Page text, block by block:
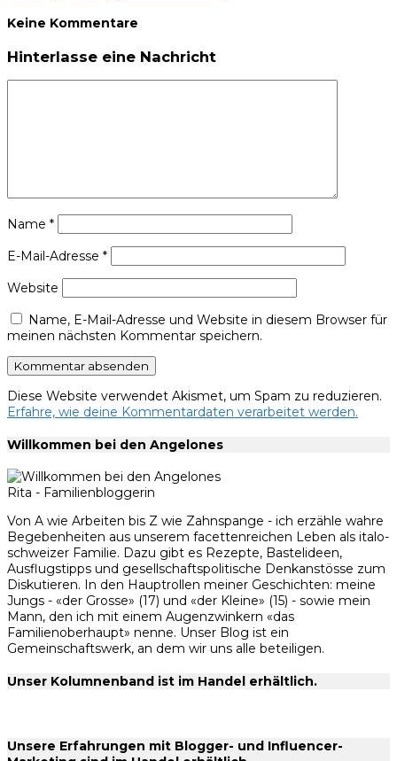
Keine Kommentare
Hinterlasse eine Nachricht
Name *
E-Mail-Adresse *
Website
Name, E-Mail-Adresse und Website in diesem Browser für
meinen nächsten Kommentar speichern.
Diese Website verwendet Akismet, um Spam zu reduzieren.
Erfahre, wie deine Kommentardaten verarbeitet werden.
Willkommen bei den Angelones
Rita - Familienbloggerin
Von A wie Arbeiten bis Z wie Zahnspange - ich erzähle wahre
Begebenheiten aus unserem facettenreichen Leben als italo-
schweizer Familie. Dazu gibt es Rezepte, Bastelideen,
Ausflugstipps und gesellschaftspolitische Denkanstösse zum
Diskutieren. In den Hauptrollen meiner Geschichten: meine
Jungs - «der Grosse» (17) und «der Kleine» (15) - sowie mein
Mann, den ich mit einem Augenzwinkern «das
Familienoberhaupt» nenne. Unser Blog ist ein
Gemeinschaftswerk, an dem wir uns alle beteiligen.
Unser Kolumnenband ist im Handel erhältlich.
Unsere Erfahrungen mit Blogger- und Influencer-